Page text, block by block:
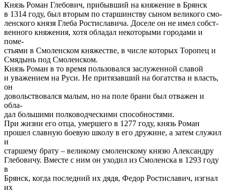
Князь Роман Глебович, прибывший на княжение в Брянск
в 1314 году, был вторым по старшинству сыном великого смо-
ленского князя Глеба Ростиславича. Доселе он не имел собст-
венного княжения, хотя обладал некоторыми городами и
поме-
стьями в Смоленском княжестве, в числе которых Торопец и
Смядынь под Смоленском.
Князь Роман в то время пользовался заслуженной славой
и уважением на Руси. Не притязавший на богатства и власть,
он
довольствовался малым, но на поле брани был отважен и
обла-
дал большими полководческими способностями.
При жизни его отца, умершего в 1277 году, князь Роман
прошел славную боевую школу в его дружине, а затем служил
и
старшему брату – великому смоленскому князю Александру
Глебовичу. Вместе с ним он уходил из Смоленска в 1293 году
в
Брянск, когда последний их дядя, Федор Ростиславич, изгнал
их